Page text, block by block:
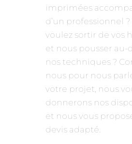
imprimées
d’un professionnel ?
voulez sortir de vos
et nous pousser au-
nos techniques ?
nous pour nous
votre projet, nous
donnerons nos
et nous vous
devis adapté.